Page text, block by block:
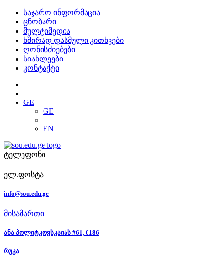
საჯარო ინფორმაცია
ცნობარი
მულტიმედია
ხშირად დასმული კითხვები
ღონისძიებები
სიახლეები
კონტაქტი
GE
GE
EN
ტელეფონი
ელ.ფოსტა
info@sou.edu.ge
მისამართი
ანა პოლიტკოვსკაიას #61, 0186
რუკა